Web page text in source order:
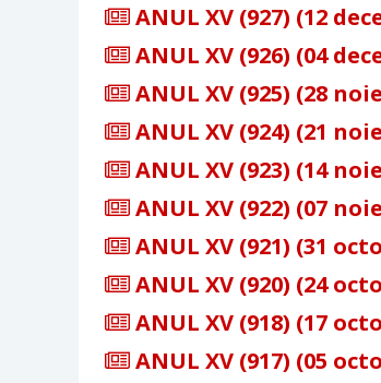
ANUL XV (927) (12
ANUL XV (926) (04
ANUL XV (925) (28
ANUL XV (924) (21
ANUL XV (923) (14
ANUL XV (922) (07
ANUL XV (921) (31
ANUL XV (920) (24
ANUL XV (918) (17
ANUL XV (917) (05